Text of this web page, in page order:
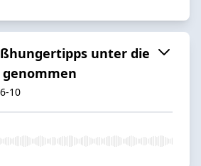
unter die
genommen
10